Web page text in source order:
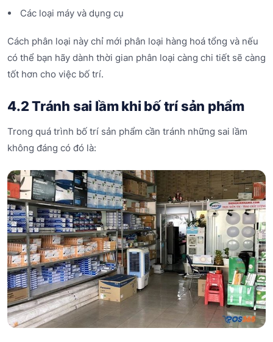
Các loại máy và dụng cụ
Cách phân loại này chỉ mới phân loại hàng hoá tổng và nếu
có thể bạn hãy dành thời gian phân loại càng chi tiết sẽ càng
tốt hơn cho việc bố trí.
4.2 Tránh sai lầm khi bố trí sản phẩm
Trong quá trình bố trí sản phẩm cần tránh những sai lầm
không đáng có đó là: